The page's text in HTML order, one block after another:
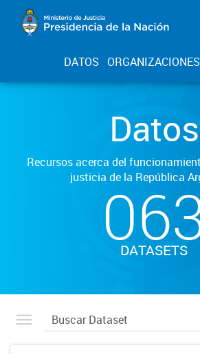
DATOS ORGANIZACIONES
Datos
Recursos acerca del
justicia de la República
DATASETS